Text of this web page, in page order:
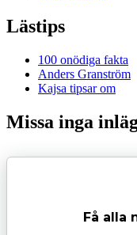
Lästips
100 onödiga fakta
Anders Granström
Kajsa tipsar om
Missa inga
Få alla